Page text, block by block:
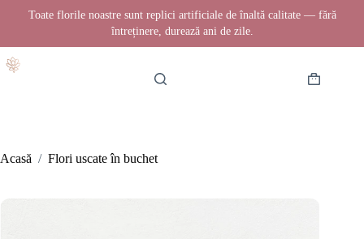
Toate florile noastre sunt replici artificiale de înaltă calitate — fără
întreținere, durează ani de zile.
la
Coș
Acasă / Flori uscate în buchet